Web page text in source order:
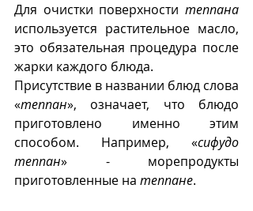
Для очистки поверхности теппана
используется растительное масло,
это обязательная процедура после
жарки каждого блюда.
Присутствие в названии блюд слова
«теппан», означает, что блюдо
приготовлено именно этим
способом. Например, «сифудо
теппан» - морепродукты
приготовленные на теппане.